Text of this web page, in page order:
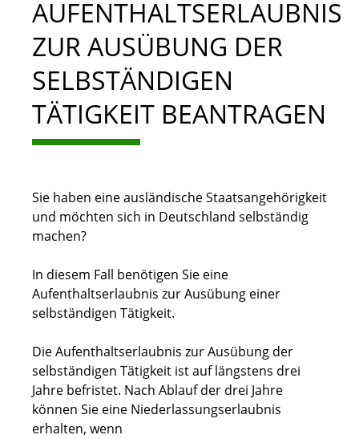
AUFENTHALTSERLAUBNIS
ZUR AUSÜBUNG DER
SELBSTÄNDIGEN
TÄTIGKEIT BEANTRAGEN
Sie haben eine ausländische Staatsangehörigkeit
und möchten sich in Deutschland selbständig
machen?
In diesem Fall benötigen Sie eine
Aufenthaltserlaubnis zur Ausübung einer
selbständigen Tätigkeit.
Die Aufenthaltserlaubnis zur Ausübung der
selbständigen Tätigkeit ist auf längstens drei
Jahre befristet. Nach Ablauf der drei Jahre
können Sie eine Niederlassungserlaubnis
erhalten, wenn